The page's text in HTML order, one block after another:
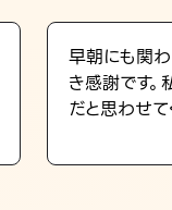
早朝にも関
き感謝です
だと思わせて